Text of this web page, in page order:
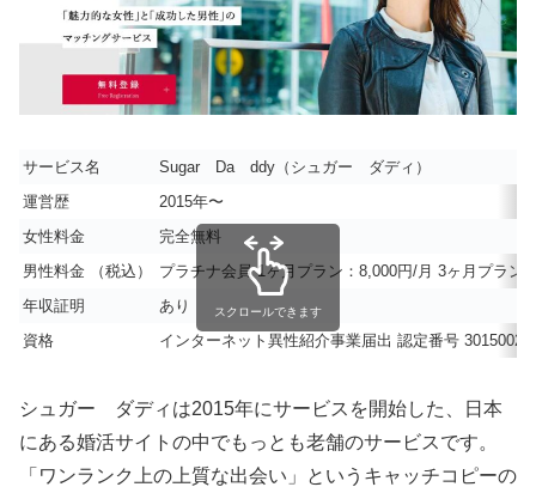
サービス名
Sugar Da ddy（シュガー ダディ）
運営歴
2015年〜
女性料金
完全無料
男性料金 （税込）
プラチナ会員1ヶ月プラン：8,000円/月 3ヶ月プラン
年収証明
あり
資格
インターネット異性紹介事業届出 認定番号
スクロールできます
シュガー ダディは2015年にサービスを開始した、日本
にある婚活サイトの中でもっとも老舗のサービスです。
「ワンランク上の上質な出会い」というキャッチコピーの